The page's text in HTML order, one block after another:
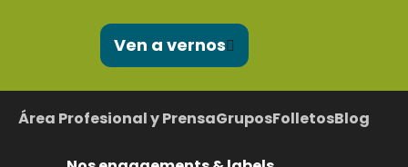
Ven a vernos
Área Profesional y PrensaGruposFolletosBlog